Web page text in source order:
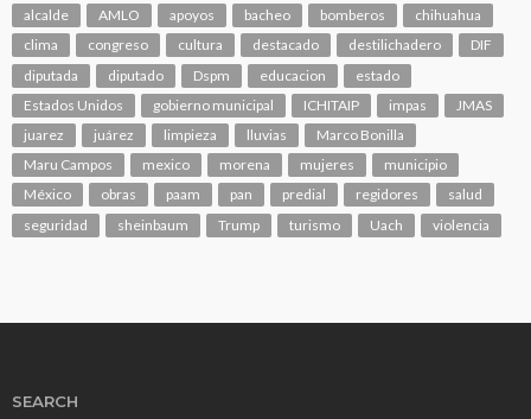
alcalde AMLO apoyos bacheo bomberos
chihuahua
clima
congreso cultura destacado destilichadero
DIF
diputada
diputado Dspm educacion
estado
Estados Unidos
gobierno municipal ICHITAIP impas
JMAS
juarez
juárez limpieza lluvias
Marco Bonilla
Maru Campos
mexico morena mujeres
municipio
México
obras paam pan predial regidores
salud
seguridad
sheinbaum Trump turismo Uach violencia
SEARCH